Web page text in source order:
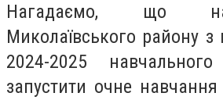
Нагадаємо, що на
Миколаївського району з
2024-2025
запустити очне